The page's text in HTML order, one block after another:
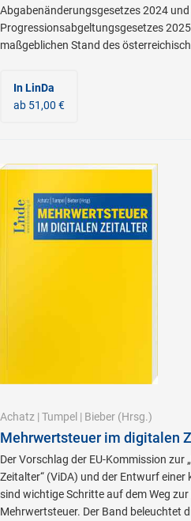
Abgabenänderungsgesetzes 2024 und
Progressionsabgeltungsgesetzes
maßgeblichen Stand des
In LinDa
ab 51,00 €
Achatz | Tumpel | Bieber (Hrsg.)
Mehrwertsteuer im digitalen
Der Vorschlag der EU-Kommission zur
Zeitalter“ (ViDA) und der Entwurf
sind wichtige Schritte auf dem Weg
Mehrwertsteuer. Der Band beleuchtet